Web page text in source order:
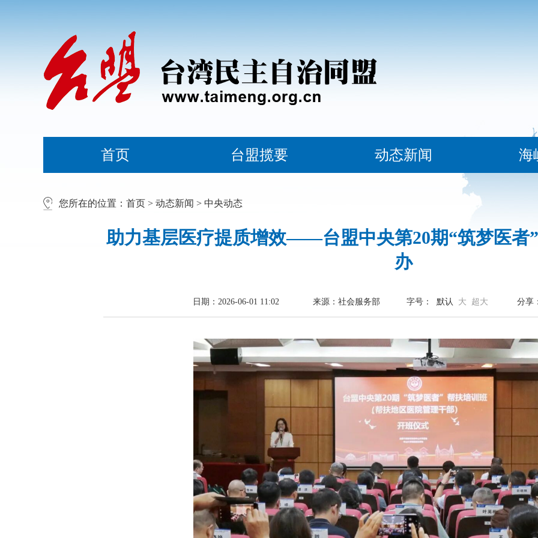
首页 台盟揽要 动态新闻 海
您所在的位置： 首页 > 动态新闻 > 中央动态
助力基层医疗提质增效——台盟中央第20期“筑梦医者
办
日期：2026-06-01 11:02 来源：社会服务部 字号： 默认 大 超大 分享